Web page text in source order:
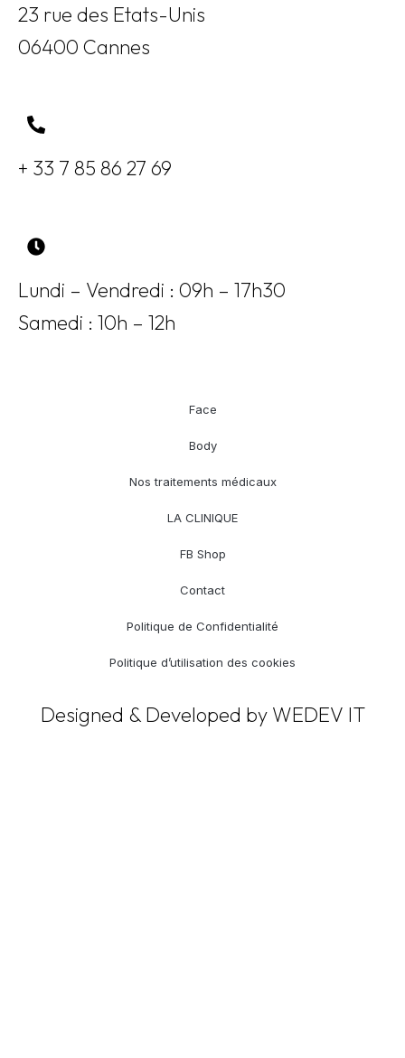
23 rue des Etats-Unis
06400 Cannes
+ 33 7 85 86 27 69
Lundi – Vendredi : 09h – 17h30
Samedi : 10h – 12h
Face
Body
Nos traitements médicaux
LA CLINIQUE
FB Shop
Contact
Politique de Confidentialité
Politique d’utilisation des cookies
Designed & Developed by WEDEV IT